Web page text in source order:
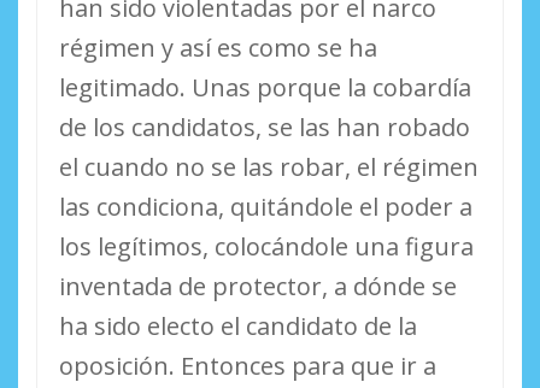
han sido violentadas por el narco
régimen y así es como se ha
legitimado. Unas porque la cobardía
de los candidatos, se las han robado
el cuando no se las robar, el régimen
las condiciona, quitándole el poder a
los legítimos, colocándole una figura
inventada de protector, a dónde se
ha sido electo el candidato de la
oposición. Entonces para que ir a